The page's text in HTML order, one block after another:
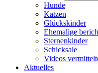
Hunde
Katzen
Glückskinder
Ehemalige
Sternenkinder
Schicksale
Videos
Aktuelles